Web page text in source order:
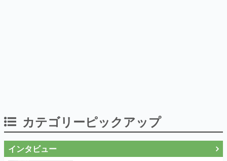
カテゴリーピックアップ
インタビュー